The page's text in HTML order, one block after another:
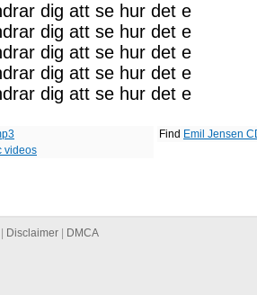
dig att se hur det e
dig att se hur det e
dig att se hur det e
dig att se hur det e
dig att se hur det e
videos
Find Emil Jensen
Disclaimer DMCA